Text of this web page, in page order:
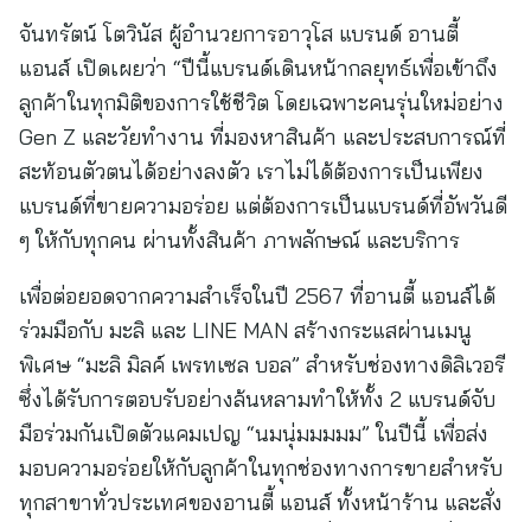
จันทรัตน์ โตวินัส ผู้อำนวยการอาวุโส แบรนด์ อานตี้
แอนส์ เปิดเผยว่า “ปีนี้แบรนด์เดินหน้ากลยุทธ์เพื่อเข้าถึง
ลูกค้าในทุกมิติของการใช้ชีวิต โดยเฉพาะคนรุ่นใหม่อย่าง
Gen Z และวัยทำงาน ที่มองหาสินค้า และประสบการณ์ที่
สะท้อนตัวตนได้อย่างลงตัว เราไม่ได้ต้องการเป็นเพียง
แบรนด์ที่ขายความอร่อย แต่ต้องการเป็นแบรนด์ที่อัพวันดี
ๆ ให้กับทุกคน ผ่านทั้งสินค้า ภาพลักษณ์ และบริการ
เพื่อต่อยอดจากความสำเร็จในปี 2567 ที่อานตี้ แอนส์ได้
ร่วมมือกับ มะลิ และ LINE MAN สร้างกระแสผ่านเมนู
พิเศษ “มะลิ มิลค์ เพรทเซล บอล” สำหรับช่องทางดิลิเวอรี
ซึ่งได้รับการตอบรับอย่างล้นหลามทำให้ทั้ง 2 แบรนด์จับ
มือร่วมกันเปิดตัวแคมเปญ “นมนุ่มมมมม” ในปีนี้ เพื่อส่ง
มอบความอร่อยให้กับลูกค้าในทุกช่องทางการขายสำหรับ
ทุกสาขาทั่วประเทศของอานตี้ แอนส์ ทั้งหน้าร้าน และสั่ง